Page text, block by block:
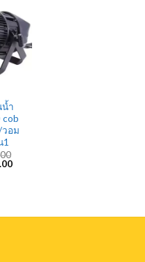
น้ำ
cob
วอม
1
Current